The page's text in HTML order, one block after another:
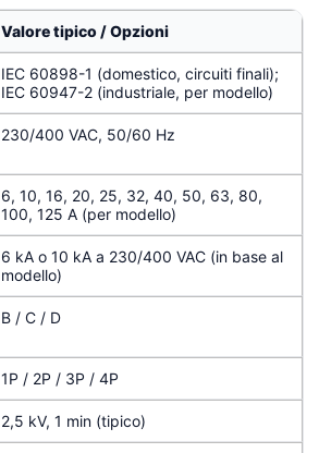
Valore tipico / Opzioni
IEC 60898-1 (domestico, circuiti finali);
IEC 60947-2 (industriale, per modello)
230/400 VAC, 50/60 Hz
6, 10, 16, 20, 25, 32, 40, 50, 63, 80,
100, 125 A (per modello)
6 kA o 10 kA a 230/400 VAC (in base al
modello)
B / C / D
1P / 2P / 3P / 4P
2,5 kV, 1 min (tipico)